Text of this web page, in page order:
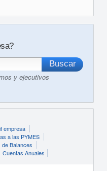
y ejecutivos
empresa
a las PYMES
de Balances
Cuentas Anuales